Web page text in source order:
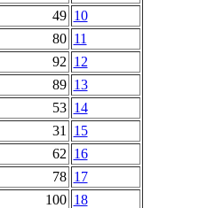
49 10
80 11
92 12
89 13
53 14
31
15
62 16
78 17
100 18